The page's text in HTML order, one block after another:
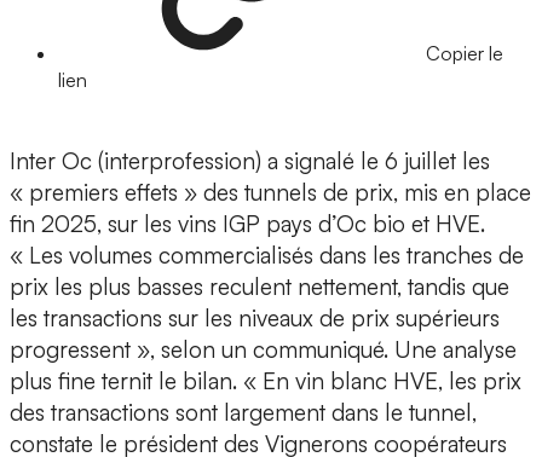
Copier le
lien
Inter Oc (interprofession) a signalé le 6 juillet les
« premiers effets » des tunnels de prix, mis en place
fin 2025, sur les vins IGP pays d’Oc bio et HVE.
« Les volumes commercialisés dans les tranches de
prix les plus basses reculent nettement, tandis que
les transactions sur les niveaux de prix supérieurs
progressent », selon un communiqué. Une analyse
plus fine ternit le bilan. « En vin blanc HVE, les prix
des transactions sont largement dans le tunnel,
constate le président des Vignerons coopérateurs